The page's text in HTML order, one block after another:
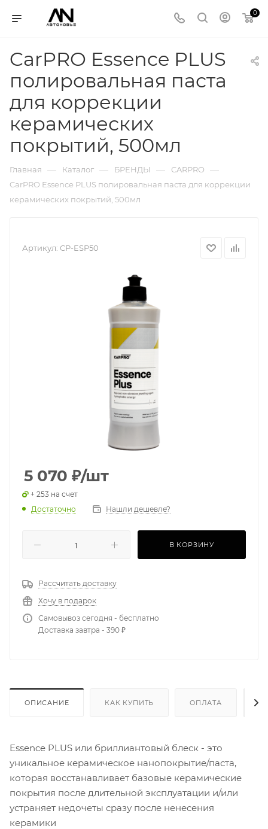
0
CarPRO Essence PLUS
полировальная паста
для коррекции
керамических
покрытий, 500мл
Главная — Каталог — БРЕНДЫ — CARPRO —
CarPRO Essence PLUS полировальная паста для коррекции
керамических покрытий, 500мл
Артикул: CP-ESP50
5 070 ₽/шт
+ 253 на счет
Достаточно
Нашли дешевле?
В КОРЗИНУ
Рассчитать доставку
Хочу в подарок
Самовывоз сегодня - бесплатно
Доставка завтра - 390 ₽
ОПИСАНИЕ КАК КУПИТЬ ОПЛАТА
Essence PLUS или бриллиантовый блеск - это
уникальное керамическое нанопокрытие/паста,
которая восстанавливает базовые керамические
покрытия после длительной эксплуатации и/или
устраняет недочеты сразу после ненесения
керамики